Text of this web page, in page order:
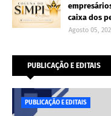
caixa dos
Agosto 05,
PUBLICAÇÃO E EDITAIS
PUBLICAÇÃO E EDITAIS